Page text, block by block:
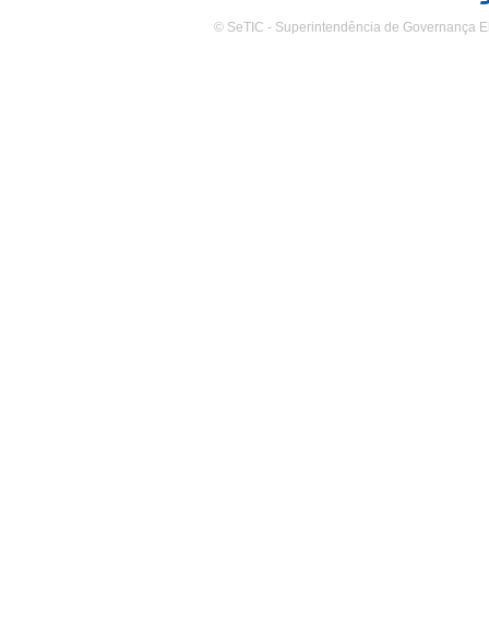
© SeTIC - Superintendência de Governança